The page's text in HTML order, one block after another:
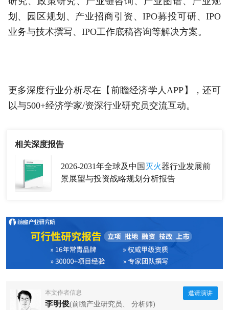
划、园区规划、产业招商引资、IPO募投可研、IPO
业务与技术撰写、IPO工作底稿咨询等解决方案。
更多深度行业分析尽在【前瞻经济学人APP】，还可
以与500+经济学家/资深行业研究员交流互动。
相关深度报告
2026-2031年全球及中国 灭火器行业发展前
景展望与投资战略规划分析报告
本文作者信息
李明俊(前瞻产业研究员、 分析师)
邀请演讲